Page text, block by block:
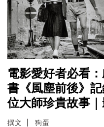
電影愛好者必看
書《風塵前後》
位大師珍貴故事
撰文 狗蛋